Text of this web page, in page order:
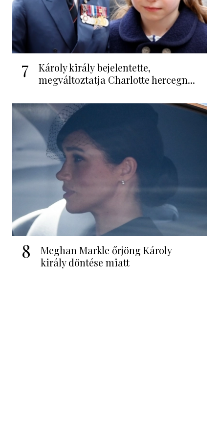
7
Károly király bejelentette,
megváltoztatja Charlotte hercegn...
8
Meghan Markle őrjöng Károly
király döntése miatt